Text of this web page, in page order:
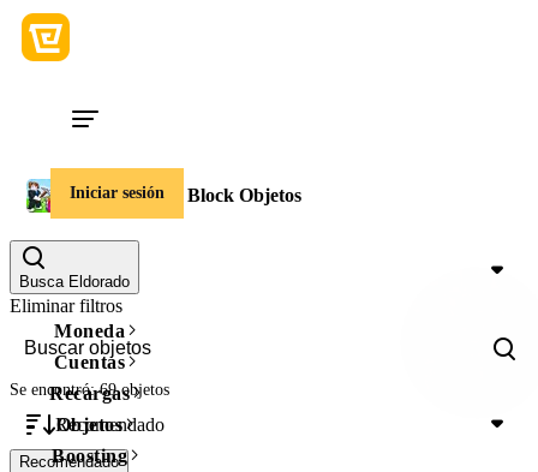
Iniciar sesión
Busca Eldorado
Moneda
Cuentas
Recargas
Objetos
Boosting
Break a Lucky Block Objetos
Precio
Eliminar filtros
Se encontró: 69 objetos
Recomendado
Recomendado